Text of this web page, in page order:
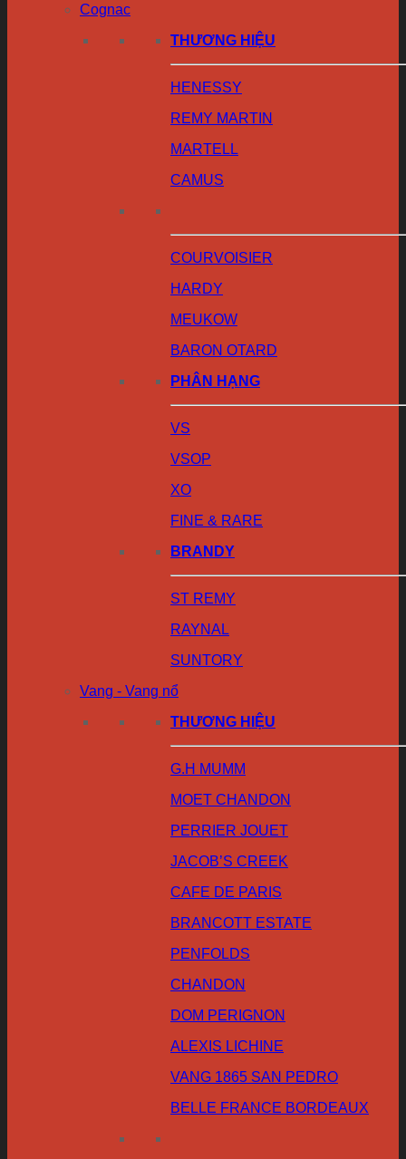
Cognac
THƯƠNG HIỆU
HENESSY
REMY MARTIN
MARTELL
CAMUS
COURVOISIER
HARDY
MEUKOW
BARON OTARD
PHÂN HẠNG
VS
VSOP
XO
FINE & RARE
BRANDY
ST REMY
RAYNAL
SUNTORY
Vang - Vang nổ
THƯƠNG HIỆU
G.H MUMM
MOET CHANDON
PERRIER JOUET
JACOB’S CREEK
CAFE DE PARIS
BRANCOTT ESTATE
PENFOLDS
CHANDON
DOM PERIGNON
ALEXIS LICHINE
VANG 1865 SAN PEDRO
BELLE FRANCE BORDEAUX